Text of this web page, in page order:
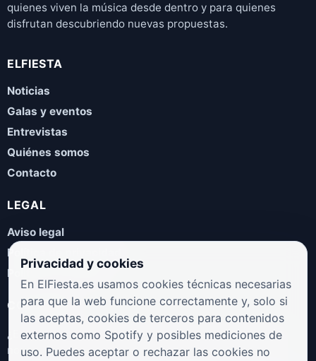
quienes viven la música desde dentro y para quienes
disfrutan descubriendo nuevas propuestas.
ELFIESTA
Noticias
Galas y eventos
Entrevistas
Quiénes somos
Contacto
LEGAL
Aviso legal
Política de privacidad
Política de cookies
COLABORA
¿Eres artista, manager, sello o promotor? Envíanos tus
novedades, galas, entrevistas o propuestas musicales.
Privacidad y cookies
En ElFiesta.es usamos cookies técnicas necesarias
para que la web funcione correctamente y, solo si
las aceptas, cookies de terceros para contenidos
externos como Spotify y posibles mediciones de
uso. Puedes aceptar o rechazar las cookies no